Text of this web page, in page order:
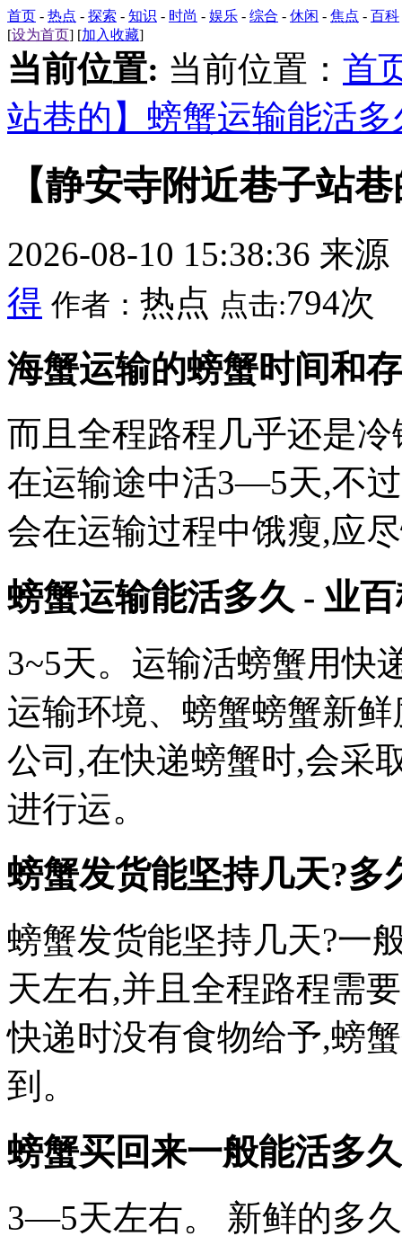
首页 - 热点 - 探索 - 知识 - 时尚 - 娱乐 - 综合 - 休闲 - 焦点 - 百科
[设为首页] [加入收藏]
当前位置: 当前位置： 首
站巷的】螃蟹运输能活多
【静安寺附近巷子站
2026-08-10 15:38:36 来源
得 作者： 热点 点击:794次
海蟹运输的螃蟹时间和
而且全程路程几乎还是
在运输途中活3—5天,不
会在运输过程中饿瘦,应
螃蟹运输能活多久 - 业
3~5天。运输活螃蟹用快
运输环境、螃蟹螃蟹新
公司,在快递螃蟹时,会采
进行运。
螃蟹发货能坚持几天?多
螃蟹发货能坚持几天?一
天左右,并且全程路程需
快递时没有食物给予,螃
到。
螃蟹买回来一般能活多
3—5天左右。 新鲜的多